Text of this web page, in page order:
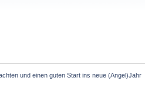
und einen guten Start ins neue (Angel)Jahr